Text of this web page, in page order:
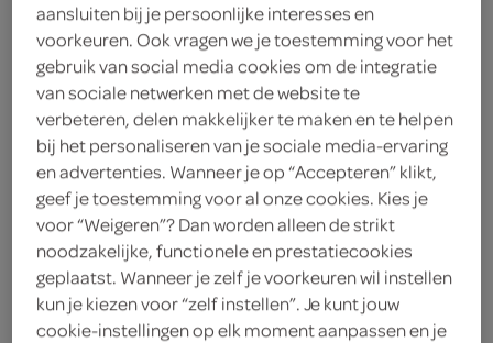
2 eetlepels zonnebloemolie
4 eetlepels vloeibaar bakproduct
2 eetlepels bloem
4 varkenshaasjes
25 gram paneermeel
50 gram kokosrasp
1 ei
aansluiten bij je persoonlijke interesses en
voorkeuren. Ook vragen we je toestemming voor het
gebruik van social media cookies om de integratie
van sociale netwerken met de website te
verbeteren, delen makkelijker te maken en te helpen
bij het personaliseren van je sociale media-ervaring
en advertenties. Wanneer je op “Accepteren” klikt,
geef je toestemming voor al onze cookies. Kies je
voor “Weigeren”? Dan worden alleen de strikt
noodzakelijke, functionele en prestatiecookies
geplaatst. Wanneer je zelf je voorkeuren wil instellen
kun je kiezen voor “zelf instellen”. Je kunt jouw
cookie-instellingen op elk moment aanpassen en je